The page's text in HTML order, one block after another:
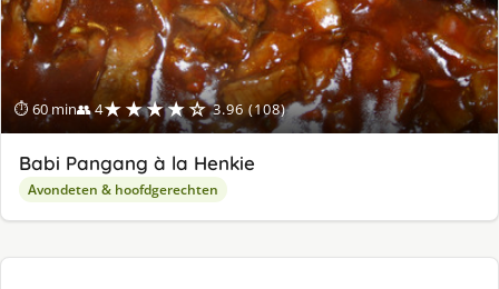
⏱ 60 min👥 4★★★★☆ 3.96 (108)
Babi Pangang à la Henkie
Avondeten & hoofdgerechten